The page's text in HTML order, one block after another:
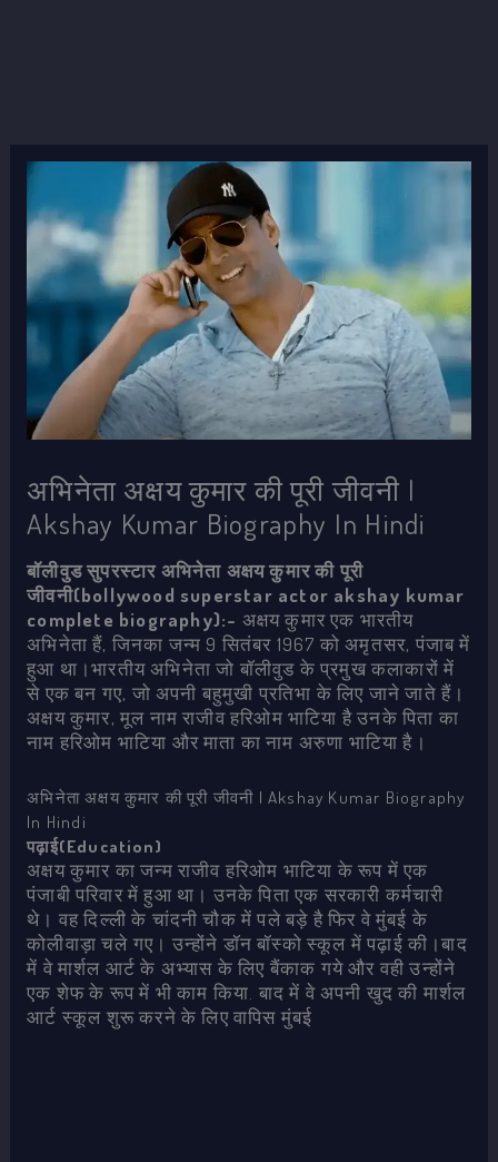
अभिनेता अक्षय कुमार की पूरी जीवनी |
Akshay Kumar Biography In Hindi
बॉलीवुड सुपरस्टार अभिनेता अक्षय कुमार की पूरी
जीवनी(bollywood superstar actor akshay kumar
complete biography):- अक्षय कुमार एक भारतीय
अभिनेता हैं, जिनका जन्म 9 सितंबर 1967 को अमृतसर, पंजाब में
हुआ था।भारतीय अभिनेता जो बॉलीवुड के प्रमुख कलाकारों में
से एक बन गए, जो अपनी बहुमुखी प्रतिभा के लिए जाने जाते हैं।
अक्षय कुमार, मूल नाम राजीव हरिओम भाटिया है उनके पिता का
नाम हरिओम भाटिया और माता का नाम अरुणा भाटिया है।
अभिनेता अक्षय कुमार की पूरी जीवनी | Akshay Kumar Biography
In Hindi
पढ़ाई(Education)
अक्षय कुमार का जन्म राजीव हरिओम भाटिया के रूप में एक
पंजाबी परिवार में हुआ था। उनके पिता एक सरकारी कर्मचारी
थे। वह दिल्ली के चांदनी चौक में पले बड़े है फिर वे मुंबई के
कोलीवाड़ा चले गए। उन्होंने डॉन बॉस्को स्कूल में पढ़ाई की।बाद
में वे मार्शल आर्ट के अभ्यास के लिए बैंकाक गये और वही उन्होंने
एक शेफ के रूप में भी काम किया. बाद में वे अपनी खुद की मार्शल
आर्ट स्कूल शुरू करने के लिए वापिस मुंबई